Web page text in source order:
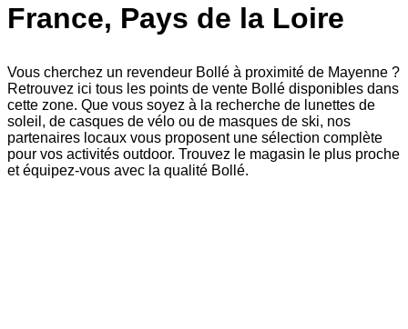
France, Pays de la Loire
Vous cherchez un revendeur Bollé à proximité de Mayenne ?
Retrouvez ici tous les points de vente Bollé disponibles dans
cette zone. Que vous soyez à la recherche de lunettes de
soleil, de casques de vélo ou de masques de ski, nos
partenaires locaux vous proposent une sélection complète
pour vos activités outdoor. Trouvez le magasin le plus proche
et équipez-vous avec la qualité Bollé.